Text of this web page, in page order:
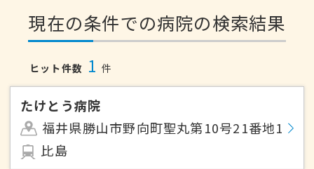
現在の条件での病院の検索結果
ヒット件数 1 件
たけとう病院
福井県勝山市野向町聖丸第10号21番地1
比島